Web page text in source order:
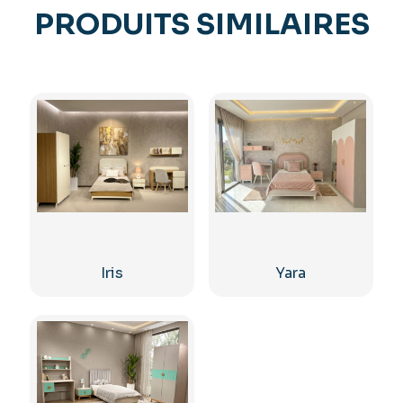
PRODUITS SIMILAIRES
Iris Yara